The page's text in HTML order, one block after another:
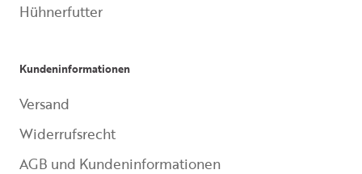
Hühnerfutter
Kundeninformationen
Versand
Widerrufsrecht
AGB und Kundeninformationen